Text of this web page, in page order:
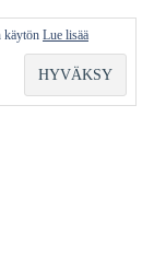
käytön Lue lisää